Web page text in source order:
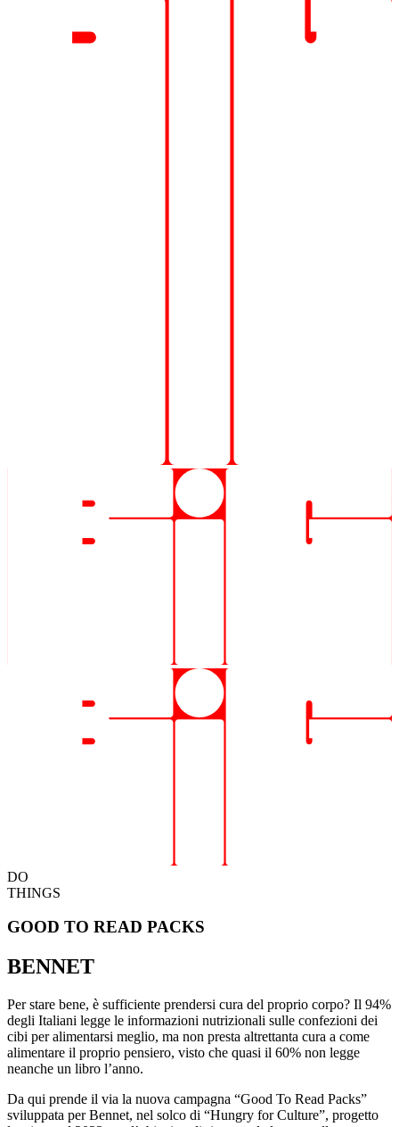
DO
THINGS
GOOD TO READ PACKS
BENNET
Per stare bene, è sufficiente prendersi cura del proprio corpo? Il 94%
degli Italiani legge le informazioni nutrizionali sulle confezioni dei
cibi per alimentarsi meglio, ma non presta altrettanta cura a come
alimentare il proprio pensiero, visto che quasi il 60% non legge
neanche un libro l’anno.
Da qui prende il via la nuova campagna “Good To Read Packs”
sviluppata per Bennet, nel solco di “Hungry for Culture”, progetto